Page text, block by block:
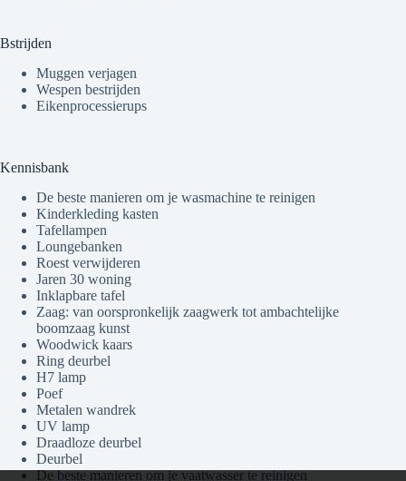
Bstrijden
Muggen verjagen
Wespen bestrijden
Eikenprocessierups
Kennisbank
De beste manieren om je wasmachine te reinigen
Kinderkleding kasten
Tafellampen
Loungebanken
Roest verwijderen
Jaren 30 woning
Inklapbare tafel
Zaag: van oorspronkelijk zaagwerk tot ambachtelijke
boomzaag kunst
Woodwick kaars
Ring deurbel
H7 lamp
Poef
Metalen wandrek
UV lamp
Draadloze deurbel
Deurbel
De beste manieren om je vaatwasser te reinigen